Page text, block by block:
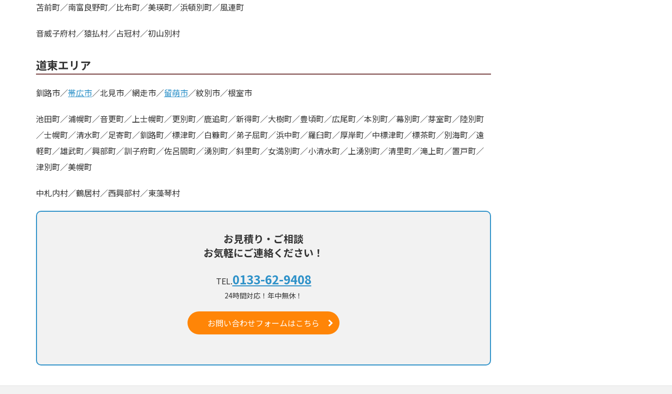
苫前町／南富良野町／比布町／美瑛町／浜頓別町／風連町
音威子府村／猿払村／占冠村／初山別村
道東エリア
釧路市／帯広市／北見市／網走市／留萌市／紋別市／根室市
池田町／浦幌町／音更町／上士幌町／更別町／鹿追町／新得町／大樹町／豊頃町／広尾町／本別町／幕別町／芽室町／陸別町
／士幌町／清水町／足寄町／釧路町／標津町／白糠町／弟子屈町／浜中町／羅臼町／厚岸町／中標津町／標茶町／別海町／遠
軽町／雄武町／興部町／訓子府町／佐呂間町／湧別町／斜里町／女満別町／小清水町／上湧別町／清里町／滝上町／置戸町／
津別町／美幌町
中札内村／鶴居村／西興部村／東藻琴村
お見積り・ご相談
お気軽にご連絡ください！
TEL.0133-62-9408
24時間対応！年中無休！
お問い合わせフォームはこちら